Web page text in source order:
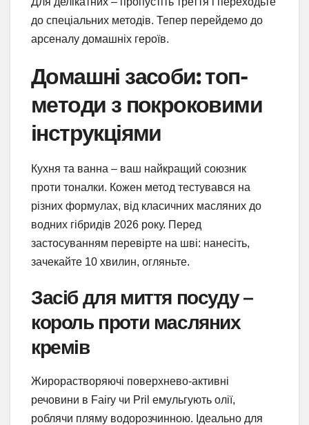
до спеціальних методів. Тепер перейдемо до
арсеналу домашніх героїв.
Домашні засоби: топ-
методи з покроковими
інструкціями
Кухня та ванна – ваш найкращий союзник
проти тоналки. Кожен метод тестувався на
різних формулах, від класичних масляних до
водних гібридів 2026 року. Перед
застосуванням перевірте на шві: нанесіть,
зачекайте 10 хвилин, огляньте.
Засіб для миття посуду –
король проти масляних
кремів
Жирорастворяючі поверхнево-активні
речовини в Fairy чи Pril емульгують олії,
роблячи пляму водорозчинною. Ідеально для